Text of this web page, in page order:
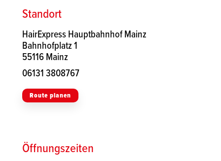
Standort
HairExpress Hauptbahnhof Mainz
Bahnhofplatz 1
55116 Mainz
06131 3808767
Route planen
Öffnungszeiten